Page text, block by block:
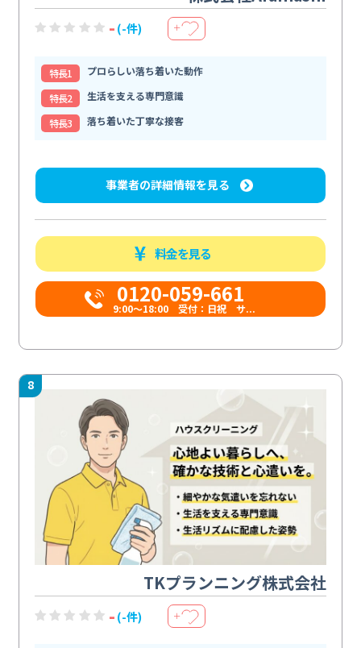
- (-件) ＋
特⻑1
プロらしい落ち着いた動作
特⻑2
生活を支える専門意識
特⻑3
落ち着いた丁寧な接客
事業者の詳細情報を見る
料金を見る
0120-059-661
9:00〜18:00 受付：日祝 サ...
8
TKプランニング株式会社
- (-件) ＋